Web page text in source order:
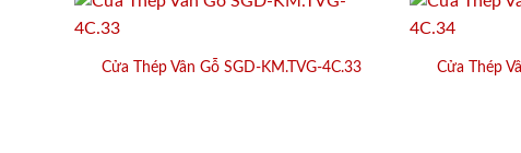
Cửa Thép Vân Gỗ SGD-KM.TVG-4C.33 Cửa Thép